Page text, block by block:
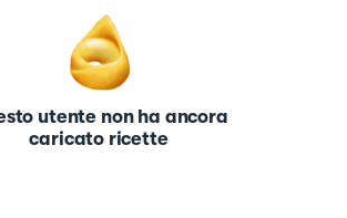
utente non ha ancora
caricato ricette